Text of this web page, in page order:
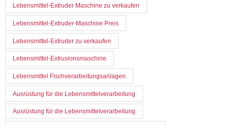
Lebensmittel-Extruder Maschine zu verkaufen
Lebensmittel-Extruder-Maschine Preis
Lebensmittel-Extruder zu verkaufen
Lebensmittel-Extrusionsmaschine
Lebensmittel Fischverarbeitungsanlagen
Ausrüstung für die Lebensmittelverarbeitung
Ausrüstung für die Lebensmittelverarbeitung